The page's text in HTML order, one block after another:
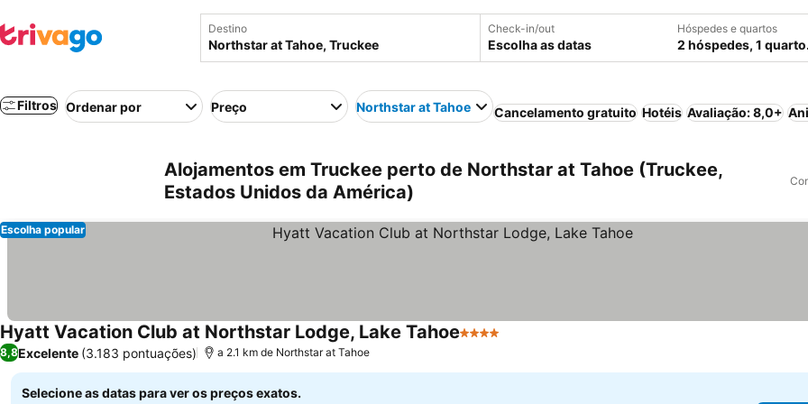
Destino Check-in/out
Escolha as datas
Hóspedes e quartos
2 hóspedes, 1 quarto.
Filtros Ordenar por Preço Northstar at Tahoe Cancelamento gratuito Hotéis Avaliação: 8,0+
Alojamentos em Truckee perto de Northstar at Tahoe (Truckee,
Estados Unidos da América)
Escolha popular
Hyatt Vacation Club at Northstar Lodge, Lake Tahoe4 Estrelas
8,8Excelente (3.183 pontuações) a 2.1 km de Northstar at Tahoe
Selecione as datas para ver os preços exatos.